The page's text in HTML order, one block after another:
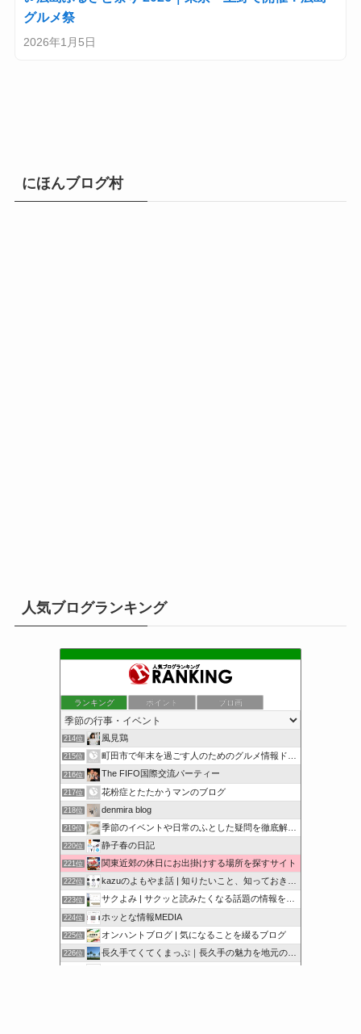
グルメ祭
2026年1月5日
にほんブログ村
人気ブログランキング
ランキング ポイント ブロ画
214位 風見鶏
215位 町田市で年末を過ごす人のためのグルメ情報ドットコム
216位 The FIFO国際交流パーティー
217位 花粉症とたたかうマンのブログ
218位 denmira blog
219位 季節のイベントや日常のふとした疑問を徹底解説！
220位 静子春の日記
221位 関東近郊の休日にお出掛けする場所を探すサイト
222位 kazuのよもやま話 | 知りたいこと、知っておきたいこと…
223位 サクよみ | サクッと読みたくなる話題の情報を随時発信！
224位 ホッとな情報MEDIA
225位 オンハントブログ | 気になることを綴るブログ
226位 長久手てくてくまっぷ｜長久手の魅力を地元の人と訪れる人に